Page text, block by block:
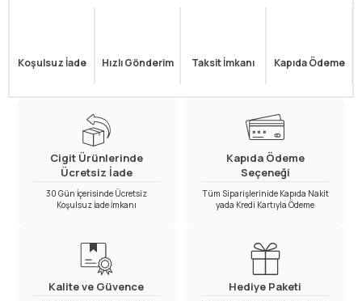
Koşulsuz İade Hızlı Gönderim Taksit İmkanı Kapıda Ödeme
Cigit Ürünlerinde
Ücretsiz İade
30 Gün İçerisinde Ücretsiz
Koşulsuz İade İmkanı
Kapıda Ödeme
Seçeneği
Tüm Siparişlerinide Kapıda Nakit
yada Kredi Kartıyla Ödeme
Kalite ve Güvence Hediye Paketi